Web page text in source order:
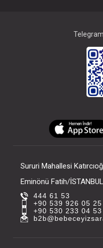
Sururi Mahallesi
Eminönü Fatih/İSTANBUL
444 61 53
+90 539 926 05 25
+90 530 233 04 53